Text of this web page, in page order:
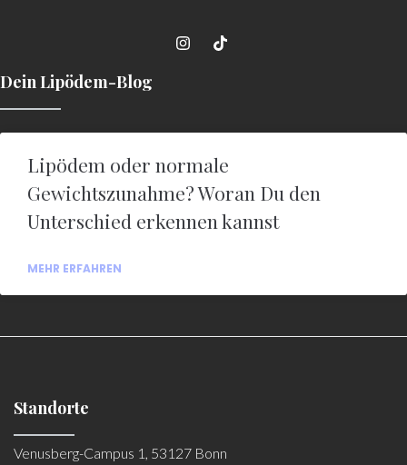
Dein Lipödem-Blog
Lipödem oder normale
Gewichtszunahme? Woran Du den
Unterschied erkennen kannst
MEHR ERFAHREN
Standorte
Venusberg-Campus 1, 53127 Bonn